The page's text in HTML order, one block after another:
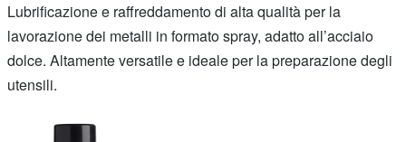
Lubrificazione e raffreddamento di alta qualità per la
lavorazione dei metalli in formato spray, adatto all’acciaio
dolce. Altamente versatile e ideale per la preparazione degli
utensili.